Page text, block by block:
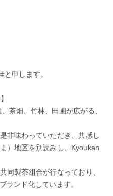
申します。
茶畑、竹林、田圃が広がる、
非味わっていただき、共感し
）地区を別読みし、Kyoukan
同製茶組合が行なっており、
ランド化しています。